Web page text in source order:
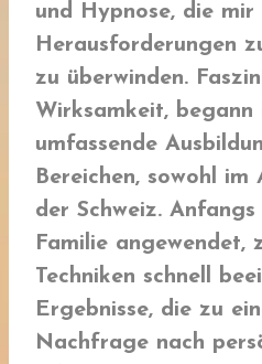
und Hypnose, die mir
Herausforderungen
zu überwinden.
Wirksamkeit, begann
umfassende
Bereichen, sowohl im
der Schweiz.
Familie angewendet,
Techniken schnell
Ergebnisse, die zu
Nachfrage nach